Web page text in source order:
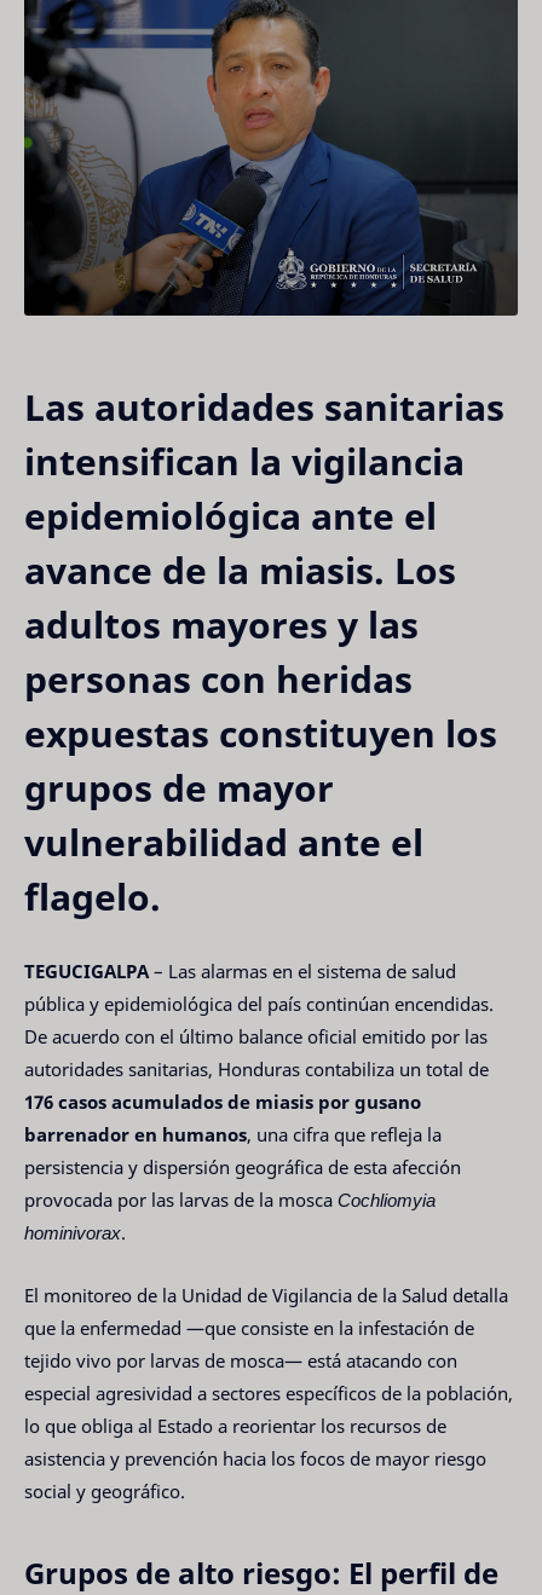
Las autoridades sanitarias
intensifican la vigilancia
epidemiológica ante el
avance de la miasis. Los
adultos mayores y las
personas con heridas
expuestas constituyen los
grupos de mayor
vulnerabilidad ante el
flagelo.
TEGUCIGALPA – Las alarmas en el sistema de salud
pública y epidemiológica del país continúan encendidas.
De acuerdo con el último balance oficial emitido por las
autoridades sanitarias, Honduras contabiliza un total de
176 casos acumulados de miasis por gusano
barrenador en humanos, una cifra que refleja la
persistencia y dispersión geográfica de esta afección
provocada por las larvas de la mosca Cochliomyia
hominivorax.
El monitoreo de la Unidad de Vigilancia de la Salud detalla
que la enfermedad —que consiste en la infestación de
tejido vivo por larvas de mosca— está atacando con
especial agresividad a sectores específicos de la población,
lo que obliga al Estado a reorientar los recursos de
asistencia y prevención hacia los focos de mayor riesgo
social y geográfico.
Grupos de alto riesgo: El perfil de